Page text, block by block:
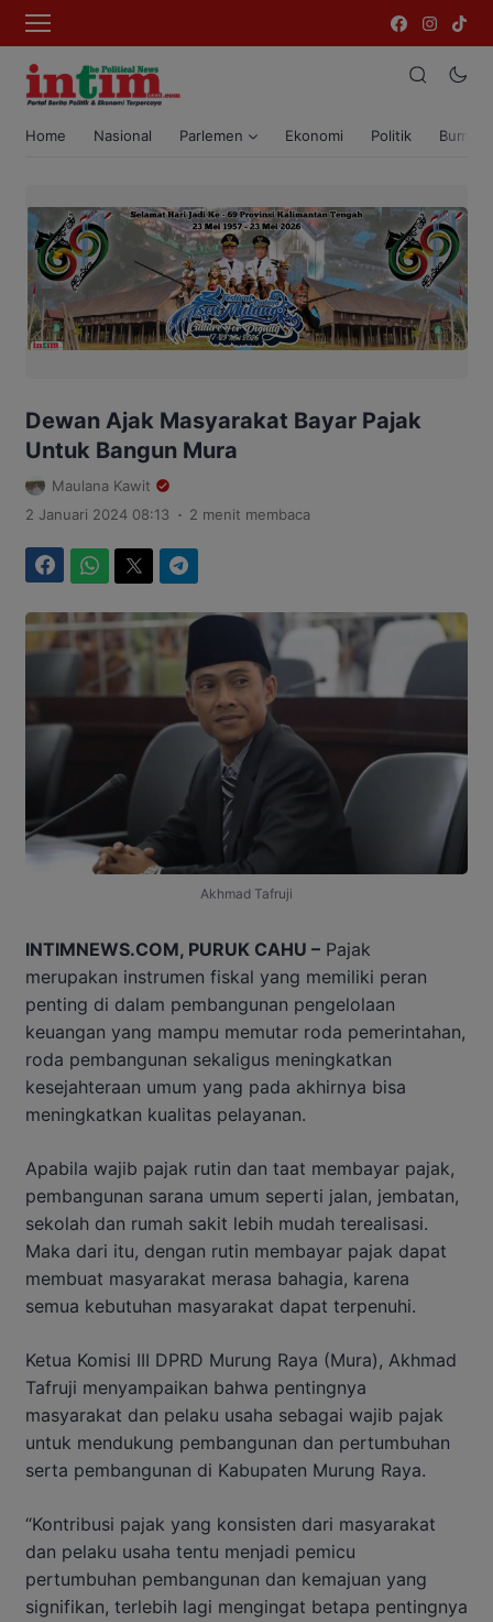
Home Nasional Parlemen Ekonomi Politik Bumi
Dewan Ajak Masyarakat Bayar Pajak
Untuk Bangun Mura
Maulana Kawit
2 Januari 2024 08:13 . 2 menit membaca
Akhmad Tafruji
INTIMNEWS.COM, PURUK CAHU – Pajak
merupakan instrumen fiskal yang memiliki peran
penting di dalam pembangunan pengelolaan
keuangan yang mampu memutar roda pemerintahan,
roda pembangunan sekaligus meningkatkan
kesejahteraan umum yang pada akhirnya bisa
meningkatkan kualitas pelayanan.
Apabila wajib pajak rutin dan taat membayar pajak,
pembangunan sarana umum seperti jalan, jembatan,
sekolah dan rumah sakit lebih mudah terealisasi.
Maka dari itu, dengan rutin membayar pajak dapat
membuat masyarakat merasa bahagia, karena
semua kebutuhan masyarakat dapat terpenuhi.
Ketua Komisi III DPRD Murung Raya (Mura), Akhmad
Tafruji menyampaikan bahwa pentingnya
masyarakat dan pelaku usaha sebagai wajib pajak
untuk mendukung pembangunan dan pertumbuhan
serta pembangunan di Kabupaten Murung Raya.
“Kontribusi pajak yang konsisten dari masyarakat
dan pelaku usaha tentu menjadi pemicu
pertumbuhan pembangunan dan kemajuan yang
signifikan, terlebih lagi mengingat betapa pentingnya